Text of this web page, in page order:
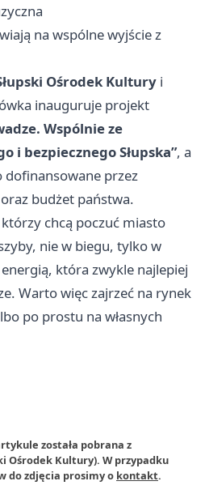
na wspólne wyjście z
Ośrodek Kultury i
inauguruje projekt
Wspólnie ze
i bezpiecznego Słupska”, a
dofinansowane przez
budżet państwa.
chcą poczuć miasto
nie w biegu, tylko w
która zwykle najlepiej
Warto więc zajrzeć na rynek
po prostu na własnych
została pobrana z
Ośrodek Kultury). W przypadku
do zdjęcia prosimy o kontakt.